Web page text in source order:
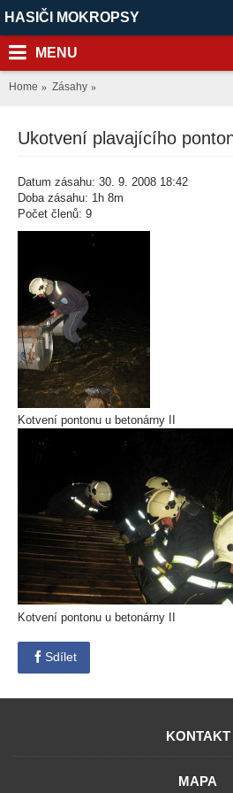
HASIČI MOKROPSY
MENU
Home Zásahy
Ukotvení plavajícího
Datum zásahu: 30. 9. 2008 18:42
Doba zásahu: 1h 8m
Počet členů: 9
Kotvení pontonu u betonárny II
Kotvení pontonu u betonárny II
Sdílet
KONTAKT
MAPA